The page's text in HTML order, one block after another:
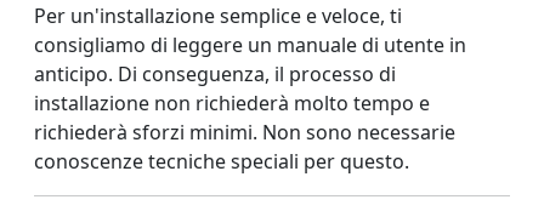
Per un'installazione semplice e veloce, ti
consigliamo di leggere un manuale di utente in
anticipo. Di conseguenza, il processo di
installazione non richiederà molto tempo e
richiederà sforzi minimi. Non sono necessarie
conoscenze tecniche speciali per questo.